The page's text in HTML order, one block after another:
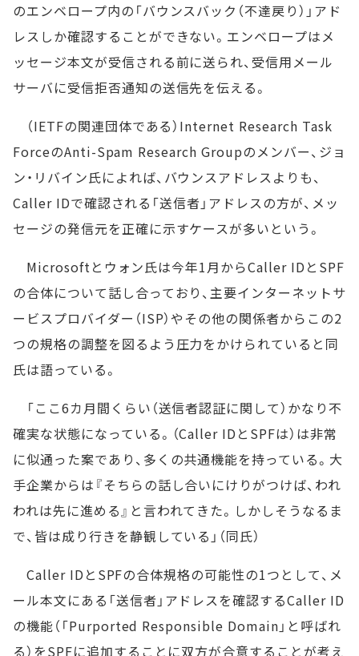
のエンベロープ内の「バウンスバック（不達戻り）」アド
レスしか確認することができない。エンベロープはメ
ッセージ本文が受信される前に送られ、受信用メール
サーバに受信拒否通知の送信先を伝える。
（IETFの関連団体である）Internet Research Task
ForceのAnti-Spam Research Groupのメンバー、ジョ
ン・リバイン氏によれば、バウンスアドレスよりも、
Caller IDで確認される「送信者」アドレスの方が、メッ
セージの発信元を正確に示すケースが多いという。
Microsoftとウォン氏は今年1月からCaller IDとSPF
の合体について話し合っており、主要インターネットサ
ービスプロバイダー（ISP）やその他の関係者からこの2
つの規格の調整を図るよう圧力をかけられていると同
氏は語っている。
「ここ6カ月間くらい（送信者認証に関して）かなり不
確実な状態になっている。（Caller IDとSPFは）は非常
に似通った案であり、多くの共通機能を持っている。大
手企業からは『そちらの話し合いにけりがつけば、われ
われは先に進める』と言われてきた。しかしそうなるま
で、皆は成り行きを静観している」（同氏）
Caller IDとSPFの合体規格の可能性の1つとして、メ
ール本文にある「送信者」アドレスを確認するCaller ID
の機能（「Purported Responsible Domain」と呼ばれ
る）をSPFに追加することに双方が合意することが考え